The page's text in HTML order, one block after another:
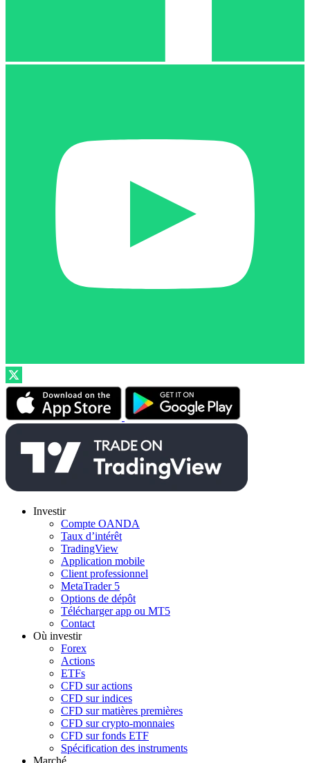
Investir
Compte OANDA
Taux d’intérêt
TradingView
Application mobile
Client professionnel
MetaTrader 5
Options de dépôt
Télécharger app ou MT5
Contact
Où investir
Forex
Actions
ETFs
CFD sur actions
CFD sur indices
CFD sur matières premières
CFD sur crypto-monnaies
CFD sur fonds ETF
Spécification des instruments
Marché